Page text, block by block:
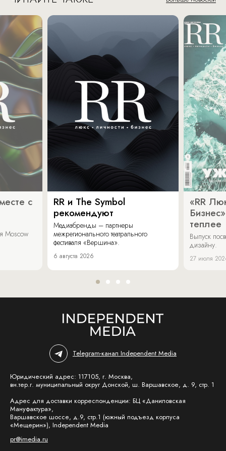
с
Moscow
RR и The Symbol
рекомендуют
Медиабренды – партнеры
межрегионального театрального
фестиваля «Вершина».
6 августа 2026
«RR
теплее
Выпуск
дизайну.
27 июля
Telegram-канал Independent Media
Юридический адрес: 117105, г. Москва,
вн.тер.г. муниципальный округ Донской, ш. Варшавское, д. 9, стр. 1
Адрес для доставки корреспонденции: БЦ «Даниловская
Мануфактура»,
Варшавское шоссе, д.9, стр.1 (южный подъезд корпуса
«Мещерин»), Independent Media
pr@imedia.ru